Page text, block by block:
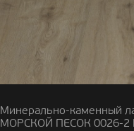
Минерально-каменный
МОРСКОЙ ПЕСОК 0026-2